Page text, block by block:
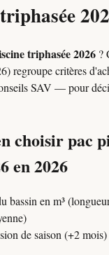
triphasée 2026 ?
regroupe critères
SAV — pour
choisir pac
en 2026
bassin en m³
de saison (+2